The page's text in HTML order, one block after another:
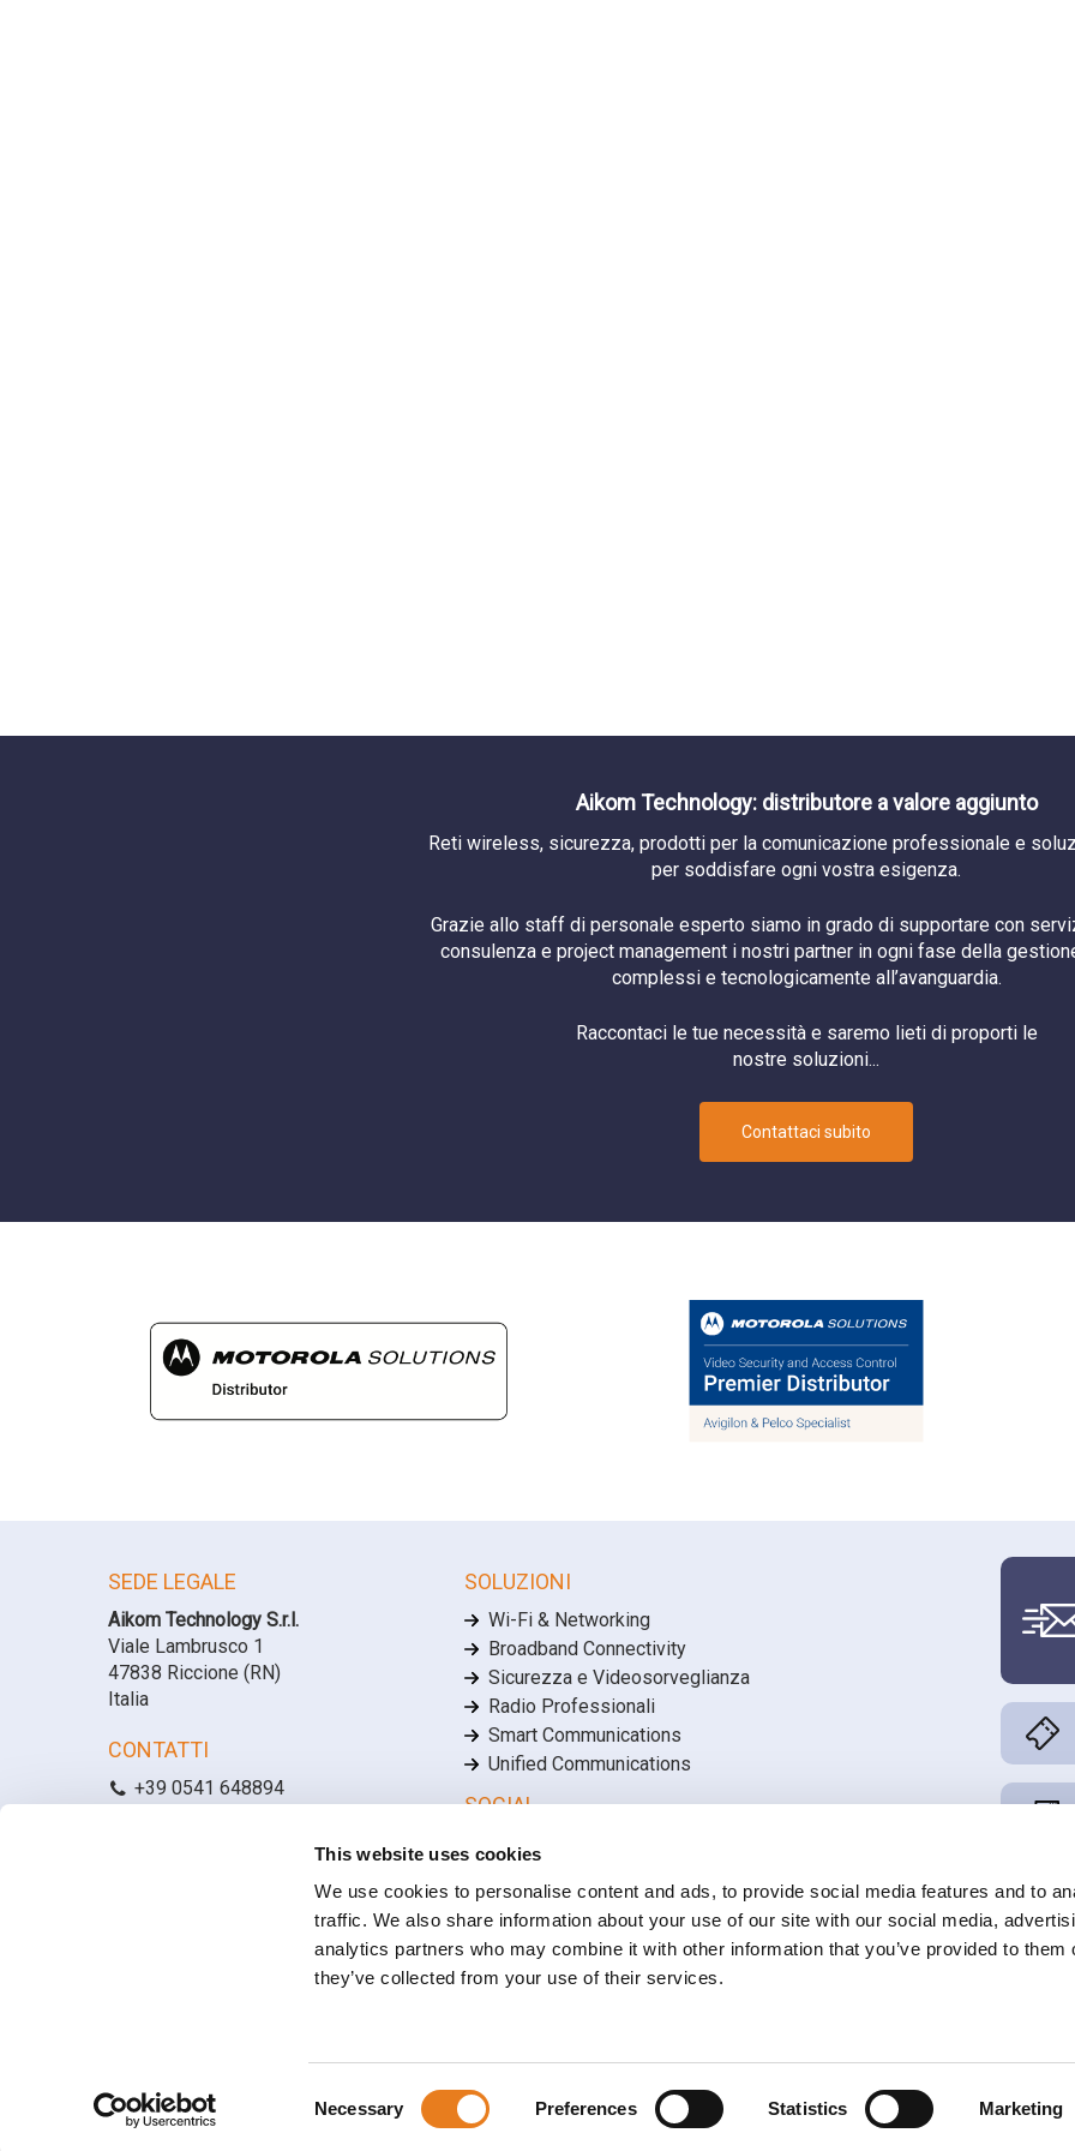
This website uses cookies
We use cookies to personalise content and ads, to provide social media features and to
traffic. We also share information about your use of our site with our social media,
analytics partners who may combine it with other information that you’ve provided to them
they’ve collected from your use of their services.
Necessary Preferences Statistics Marketing
Aikom Technology: distributore a valore aggiunto
Reti wireless, sicurezza, prodotti per la comunicazione professionale e
per soddisfare ogni vostra esigenza.
Grazie allo staff di personale esperto siamo in grado di supportare con
consulenza e project management i nostri partner in ogni fase della
complessi e tecnologicamente all’avanguardia.
Raccontaci le tue necessità e saremo lieti di proporti le
nostre soluzioni...
Contattaci subito
SEDE LEGALE
Aikom Technology S.r.l.
Viale Lambrusco 1
47838 Riccione (RN)
Italia
CONTATTI
+39 0541 648894
Posizioni lavorative aperte
SOLUZIONI
Wi-Fi & Networking
Broadband Connectivity
Sicurezza e Videosorveglianza
Radio Professionali
Smart Communications
Unified Communications
SOCIAL
Linkedin
YouTube
Privacy Policy•Cookie Policy